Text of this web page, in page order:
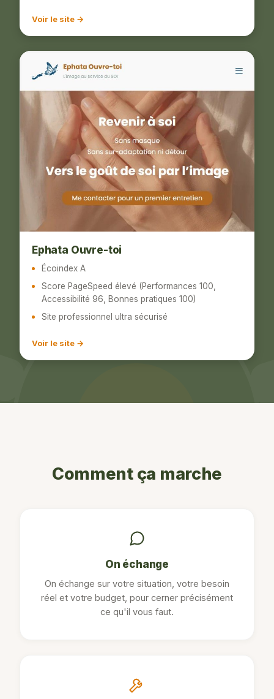
Voir le site →
Ephata Ouvre-toi
Écoindex A
Score PageSpeed élevé (Performances 100,
Accessibilité 96, Bonnes pratiques 100)
Site professionnel ultra sécurisé
Voir le site →
Comment ça marche
On échange
On échange sur votre situation, votre besoin
réel et votre budget, pour cerner précisément
ce qu'il vous faut.